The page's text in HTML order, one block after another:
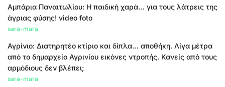
Αμπάρια Παναιτωλίου: Η παιδική χαρά… για τους λάτρεις της
άγριας φύσης! video foto
sara-mara
Αγρίνιο: Διατηρητέο κτίριο και δίπλα… αποθήκη. Λίγα μέτρα
από το δημαρχείο Αγρινίου εικόνες ντροπής. Κανείς από τους
αρμόδιους δεν βλέπει;
sara-mara